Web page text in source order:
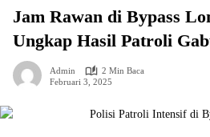
Jam Rawan di Bypass
Ungkap Hasil Patroli
Admin
2 Min Baca
Februari 3, 2025